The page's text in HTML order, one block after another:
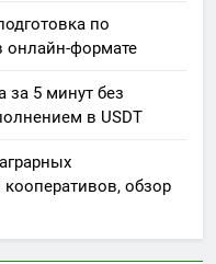
по
формате
за 5 минут без
в USDT
обзор